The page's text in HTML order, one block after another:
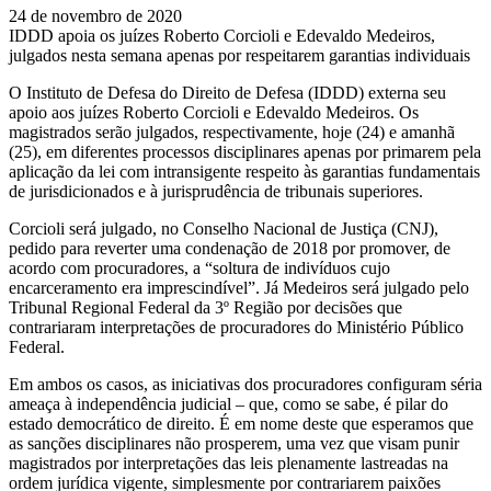
24 de novembro de 2020
IDDD apoia os juízes Roberto Corcioli e Edevaldo Medeiros,
julgados nesta semana apenas por respeitarem garantias individuais
O Instituto de Defesa do Direito de Defesa (IDDD) externa seu
apoio aos juízes Roberto Corcioli e Edevaldo Medeiros. Os
magistrados serão julgados, respectivamente, hoje (24) e amanhã
(25), em diferentes processos disciplinares apenas por primarem pela
aplicação da lei com intransigente respeito às garantias fundamentais
de jurisdicionados e à jurisprudência de tribunais superiores.
Corcioli será julgado, no Conselho Nacional de Justiça (CNJ),
pedido para reverter uma condenação de 2018 por promover, de
acordo com procuradores, a “soltura de indivíduos cujo
encarceramento era imprescindível”. Já Medeiros será julgado pelo
Tribunal Regional Federal da 3º Região por decisões que
contrariaram interpretações de procuradores do Ministério Público
Federal.
Em ambos os casos, as iniciativas dos procuradores configuram séria
ameaça à independência judicial – que, como se sabe, é pilar do
estado democrático de direito. É em nome deste que esperamos que
as sanções disciplinares não prosperem, uma vez que visam punir
magistrados por interpretações das leis plenamente lastreadas na
ordem jurídica vigente, simplesmente por contrariarem paixões